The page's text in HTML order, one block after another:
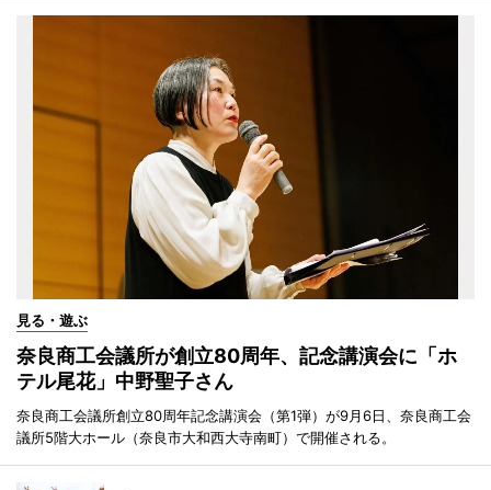
見る・遊ぶ
奈良商工会議所が創立80周年、記念講演会に「ホ
テル尾花」中野聖子さん
奈良商工会議所創立80周年記念講演会（第1弾）が9月6日、奈良商工会
議所5階大ホール（奈良市大和西大寺南町）で開催される。